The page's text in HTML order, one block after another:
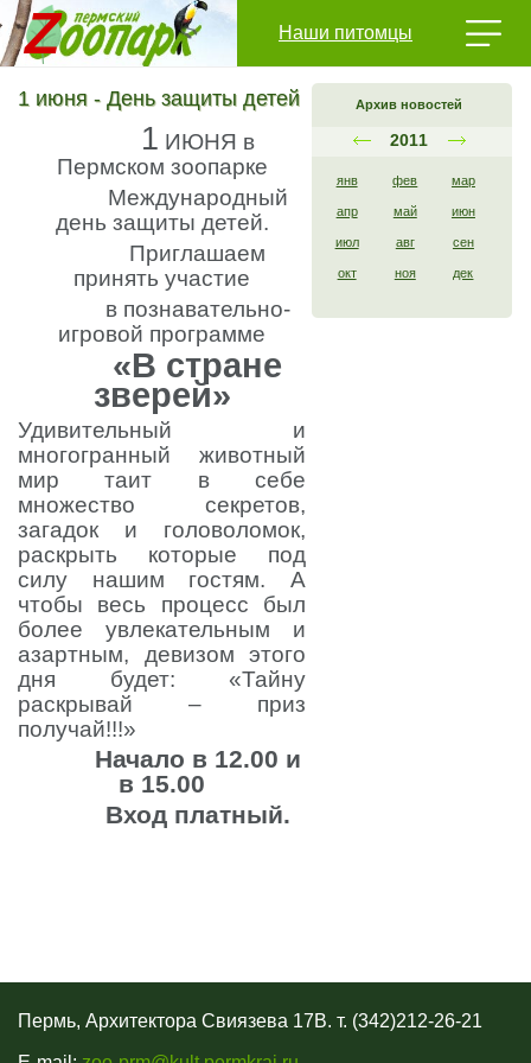
Наши питомцы
Архив новостей
2011
янв фев мар
апр май июн
июл авг сен
окт ноя дек
1 июня - День защиты детей
1 ИЮНЯ в
Пермском зоопарке
Международный
день защиты детей.
Приглашаем
принять участие
в познавательно-
игровой программе
«В стране
зверей»
Удивительный и
многогранный животный
мир таит в себе
множество секретов,
загадок и головоломок,
раскрыть которые под
силу нашим гостям. А
чтобы весь процесс был
более увлекательным и
азартным, девизом этого
дня будет: «Тайну
раскрывай – приз
получай!!!»
Начало в 12.00 и
в 15.00
Вход платный.
Пермь, Архитектора Свиязева 17В. т. (342)212-26-21